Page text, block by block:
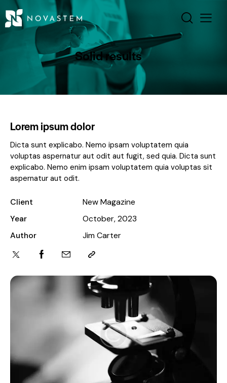
Solid results
Lorem ipsum dolor
Dicta sunt explicabo. Nemo ipsam voluptatem quia
voluptas aspernatur aut odit aut fugit, sed quia. Dicta sunt
explicabo. Nemo enim ipsam voluptatem quia voluptas sit
aspernatur aut odit.
Client
New Magazine
Year
October, 2023
Author
Jim Carter